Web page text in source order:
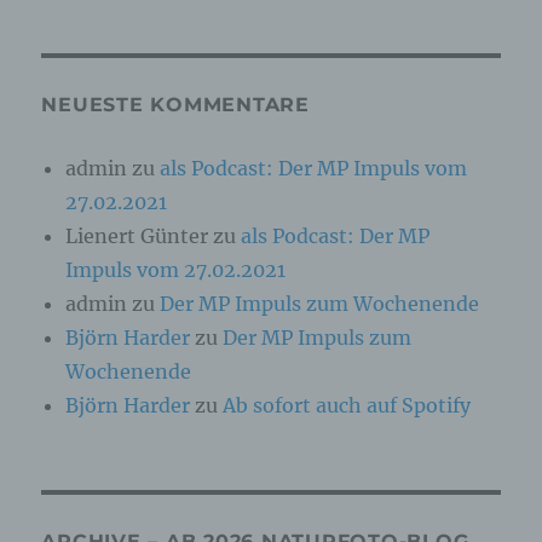
NEUESTE KOMMENTARE
admin zu als Podcast: Der MP Impuls vom
27.02.2021
Lienert Günter zu als Podcast: Der MP
Impuls vom 27.02.2021
admin zu Der MP Impuls zum Wochenende
Björn Harder zu Der MP Impuls zum
Wochenende
Björn Harder zuAb sofort auch auf Spotify
physischen, physiologischen, genetischen,
sozialen Identität dieser natürlichen Person
b) betroffene Person
Betroffene Person ist jede identifizierte oder
identifizierbare natürliche Person, deren
personenbezogene Daten von dem für die
werden.
c) Verarbeitung
automatisierter Verfahren ausgeführte Vorgang